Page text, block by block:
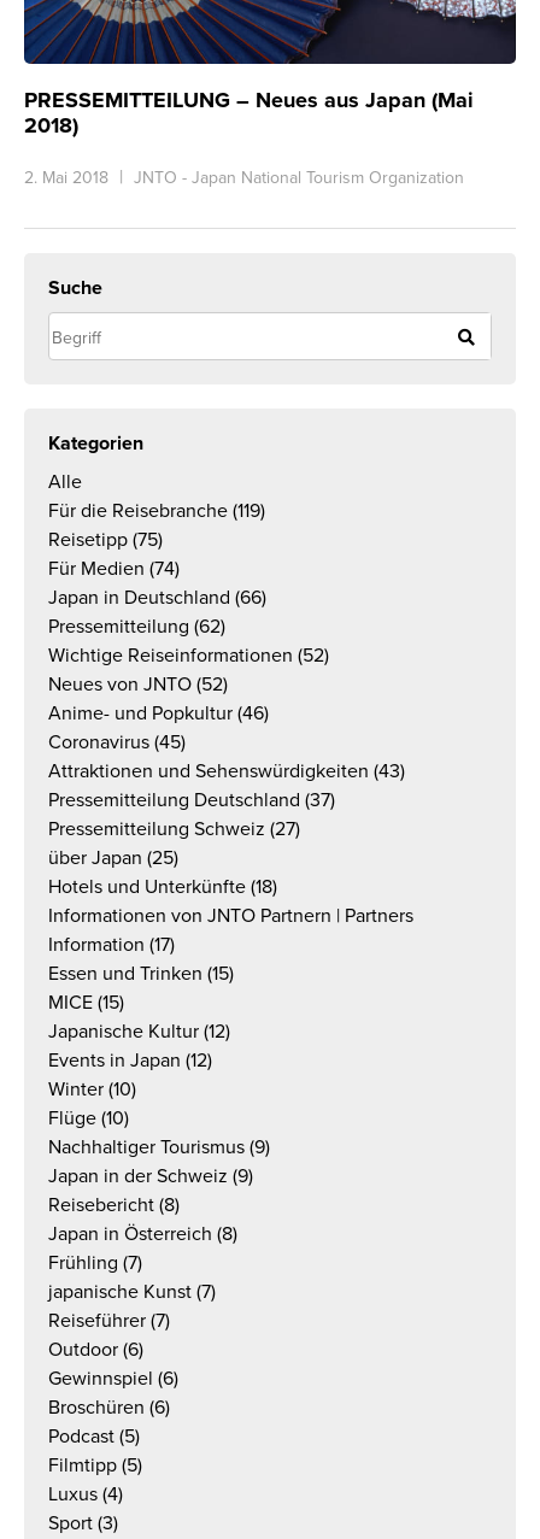
PRESSEMITTEILUNG – Neues aus Japan (Mai
2018)
2. Mai 2018 JNTO - Japan National Tourism Organization
Suche
Kategorien
Alle
Für die Reisebranche (119)
Reisetipp (75)
Für Medien (74)
Japan in Deutschland (66)
Pressemitteilung (62)
Wichtige Reiseinformationen (52)
Neues von JNTO (52)
Anime- und Popkultur (46)
Coronavirus (45)
Attraktionen und Sehenswürdigkeiten (43)
Pressemitteilung Deutschland (37)
Pressemitteilung Schweiz (27)
über Japan (25)
Hotels und Unterkünfte (18)
Informationen von JNTO Partnern | Partners
Information (17)
Essen und Trinken (15)
MICE (15)
Japanische Kultur (12)
Events in Japan (12)
Winter (10)
Flüge (10)
Nachhaltiger Tourismus (9)
Japan in der Schweiz (9)
Reisebericht (8)
Japan in Österreich (8)
Frühling (7)
japanische Kunst (7)
Reiseführer (7)
Outdoor (6)
Gewinnspiel (6)
Broschüren (6)
Podcast (5)
Filmtipp (5)
Luxus (4)
Sport (3)